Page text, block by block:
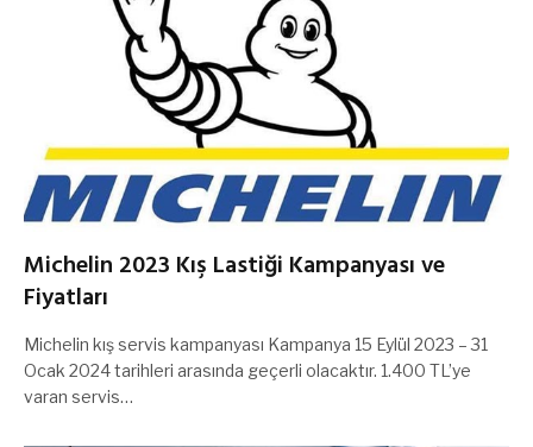
Michelin 2023 Kış Lastiği Kampanyası ve
Fiyatları
Michelin kış servis kampanyası Kampanya 15 Eylül 2023 – 31
Ocak 2024 tarihleri arasında geçerli olacaktır. 1.400 TL’ye
varan servis…